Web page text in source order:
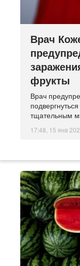
Врач
фрукты
Врач
тщательным
17:48, 15 янв